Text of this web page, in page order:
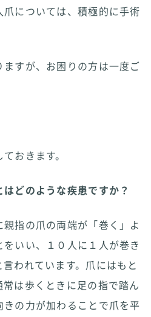
については、積極的に手術
すが、お困りの方は一度ご
おきます。
どのような疾患ですか？
指の爪の両端が「巻く」よ
いい、１０人に１人が巻き
われています。爪にはもと
は歩くときに足の指で踏ん
の力が加わることで爪を平